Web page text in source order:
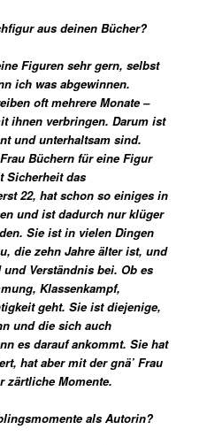
aus deinen Bücher?
Figuren sehr gern, selbst
ich was abgewinnen.
oft mehrere Monate –
ihnen verbringen. Darum ist
und unterhaltsam sind.
Büchern für eine Figur
Sicherheit das
22, hat schon so einiges in
und ist dadurch nur klüger
Sie ist in vielen Dingen
die zehn Jahre älter ist, und
Verständnis bei. Ob es
Klassenkampf,
geht. Sie ist diejenige,
und die sich auch
es darauf ankommt. Sie hat
hat aber mit der gnä’ Frau
zärtliche Momente.
als Autorin?